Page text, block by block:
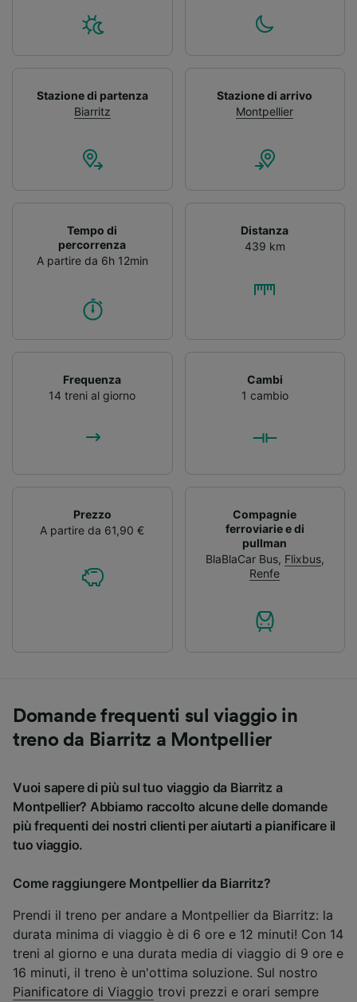
Stazione di partenza
Biarritz
Stazione di arrivo
Montpellier
Tempo di
percorrenza
A partire da 6h 12min
Distanza
439 km
Frequenza
14 treni al giorno
Cambi
1 cambio
Prezzo
A partire da 61,90 €
Compagnie
ferroviarie e di
pullman
BlaBlaCar Bus, Flixbus,
Renfe
Domande frequenti sul viaggio in
treno da Biarritz a Montpellier
Vuoi sapere di più sul tuo viaggio da Biarritz a
Montpellier? Abbiamo raccolto alcune delle domande
più frequenti dei nostri clienti per aiutarti a pianificare il
tuo viaggio.
Come raggiungere Montpellier da Biarritz?
Prendi il treno per andare a Montpellier da Biarritz: la
durata minima di viaggio è di 6 ore e 12 minuti! Con 14
treni al giorno e una durata media di viaggio di 9 ore e
16 minuti, il treno è un'ottima soluzione. Sul nostro
Pianificatore di Viaggio trovi prezzi e orari sempre